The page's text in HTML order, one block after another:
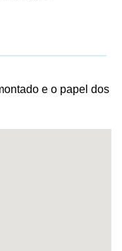
e o papel dos